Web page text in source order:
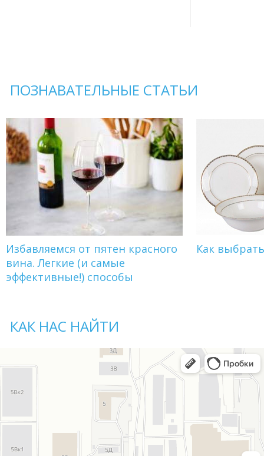
ПОЗНАВАТЕЛЬНЫЕ СТАТЬИ
Избавляемся от пятен красного
вина. Легкие (и самые
эффективные!) способы
Как
КАК НАС НАЙТИ